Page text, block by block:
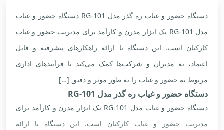
دستگاه حضور و غیاب ره گذر مدل RG-101 دستگاه حضور و غیاب
مدل RG-101 یک ابزار مدرن و کارآمد برای مدیریت حضور و غیاب
کارکنان است. این دستگاه با ارائه راهکارهای پیشرفته و قابل
اعتماد، به مدیران و شرکت‌ها کمک می‌کند تا فرآیندهای اداری
مربوط به حضور و غیاب را به طور موثر و دقیق […]
دستگاه حضور و غیاب ره گذر مدل RG-101
دستگاه حضور و غیاب مدل RG-101 یک ابزار مدرن و کارآمد برای
مدیریت حضور و غیاب کارکنان است. این دستگاه با ارائه